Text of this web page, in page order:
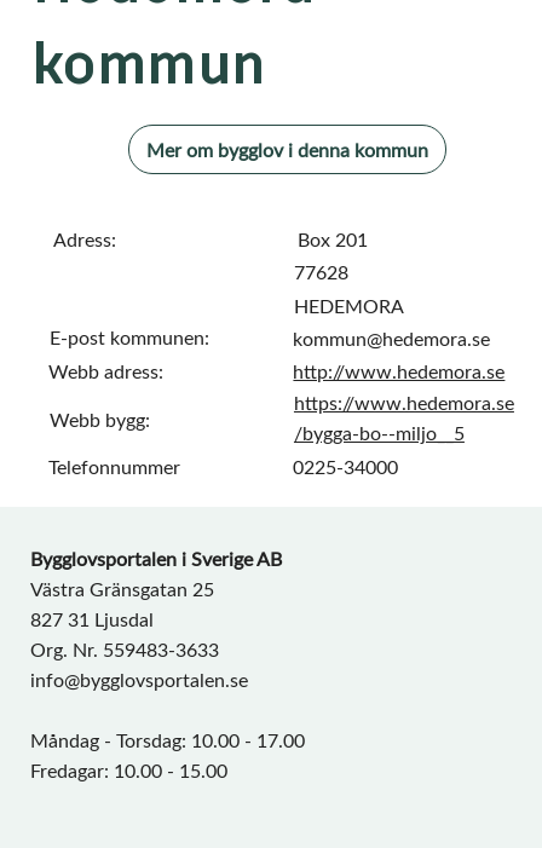
kommun
Mer om bygglov i denna kommun
Adress:
E-post kommunen:
Webb adress:
Webb bygg:
Telefonnummer
Box 201
77628
HEDEMORA
kommun@hedemora.se
http://www.hedemora.se
https://www.hedemora.se
/bygga-bo--miljo__5
0225-34000
Bygglovsportalen i Sverige AB
Västra Gränsgatan 25
827 31 Ljusdal
Org. Nr. 559483-3633
info@bygglovsportalen.se
Måndag - Torsdag: 10.00 - 17.00
Fredagar: 10.00 - 15.00